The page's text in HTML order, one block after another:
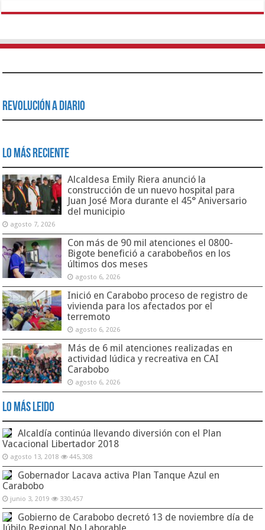
Revolución a Diario
Lo Más Reciente
Alcaldesa Emily Riera anunció la
construcción de un nuevo hospital para
Juan José Mora durante el 45° Aniversario
del municipio
agosto 7, 2026
Con más de 90 mil atenciones el 0800-
Bigote benefició a carabobeños en los
últimos dos meses
agosto 6, 2026
Inició en Carabobo proceso de registro de
vivienda para los afectados por el
terremoto
agosto 6, 2026
Más de 6 mil atenciones realizadas en
actividad lúdica y recreativa en CAI
Carabobo
agosto 6, 2026
Lo Más Leido
Alcaldía continúa llevando diversión con el Plan
Vacacional Libertador 2018
agosto 13, 2018 445,308
Gobernador Lacava activa Plan Tanque Azul en
Carabobo
junio 3, 2019 330,457
Gobierno de Carabobo decretó 13 de noviembre día de
Júbilo Regional No Laborable